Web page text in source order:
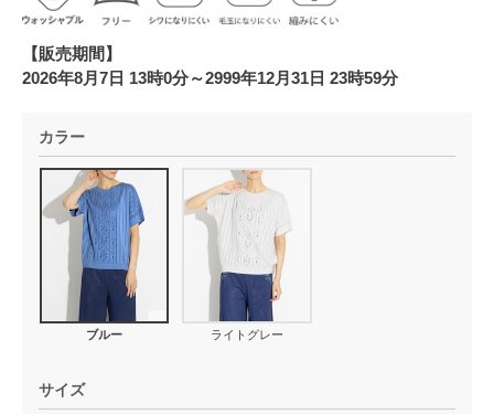
【販売期間】
2026年8月7日 13時0分～2999年12月31日 23時59分
カラー
ブルー ライトグレー
サイズ